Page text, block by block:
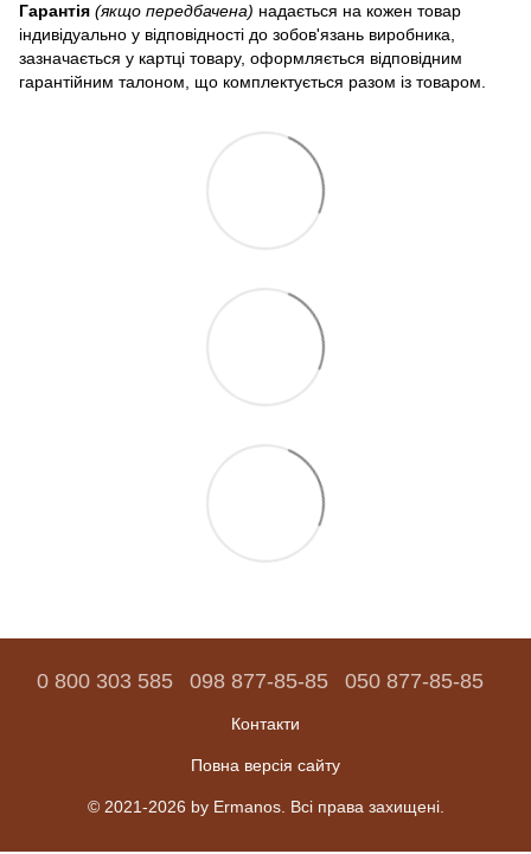
Гарантія (якщо передбачена) надається на кожен товар
індивідуально у відповідності до зобов'язань виробника,
зазначається у картці товару, оформляється відповідним
гарантійним талоном, що комплектується разом із товаром.
0 800 303 585 098 877-85-85 050 877-85-85
Контакти
Повна версія сайту
© 2021-2026 by Ermanos. Всі права захищені.